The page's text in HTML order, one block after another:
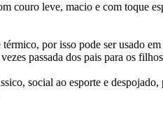
couro leve, macio e com toque
por isso pode ser usado
passada dos pais para os
social ao esporte e